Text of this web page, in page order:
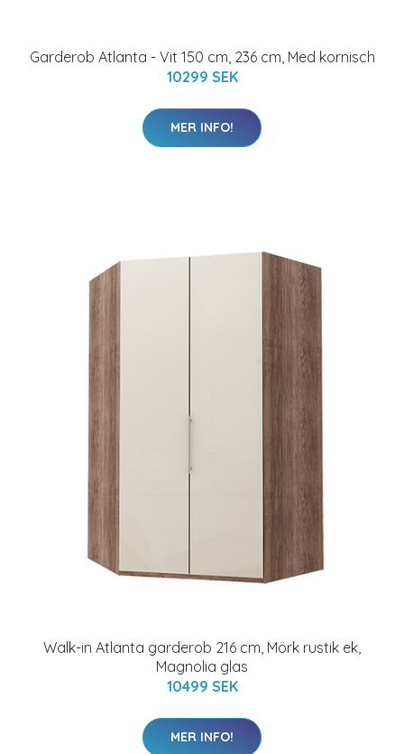
Garderob Atlanta - Vit 150 cm, 236 cm, Med kornisch
10299 SEK
MER INFO!
Walk-in Atlanta garderob 216 cm, Mörk rustik ek,
Magnolia glas
10499 SEK
MER INFO!